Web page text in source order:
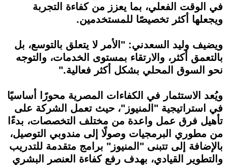
في الوقت الفعلي، بما يعزز من كفاءة التجربة
ويجعلها أكثر تخصيصًا للمستخدمين.
ويضيف وليد السعدني: "الأمر لا يتعلق بالتوسع، بل
بالتعمق أكثر، والارتقاء بمستوى الخدمات، والتوجه
نحو السوق المحلي بشكل أكثر فعالية."
ويُعد الاستثمار في الكفاءات المصرية محورًا أساسيًا
في استراتيجية "المنيوز"، حيث تعمل الشركة على
تأهيل فرق عمل واعدة من مختلف التخصصات، بدءًا
من مطوري البرمجيات وصولًا إلى مندوبي التوصيل،
بالإضافة إلى تتبنى "المنيوز" برامج متقدمة للتدريب
والتطوير القيادي، بهدف رفع كفاءة العنصر البشري